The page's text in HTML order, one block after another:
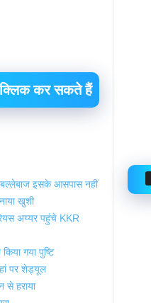
क्लिक कर सकते हैं
इसके आसपास नहीं
खुशी
अय्यर पहुंचे KKR
गया पुष्टि
पर शेड्यूल
हराया